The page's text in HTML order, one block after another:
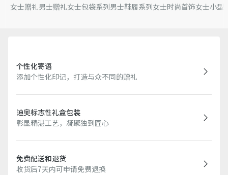
女士赠礼男士赠礼女士包袋系列男士鞋履系列女士时尚首饰女士小型
个性化寄语
添加个性化印记，打造与众不同的赠礼
迪奥标志性礼盒包装
彰显精湛工艺，凝聚独到匠心
免费配送和退货
收货后7天内可申请免费退换